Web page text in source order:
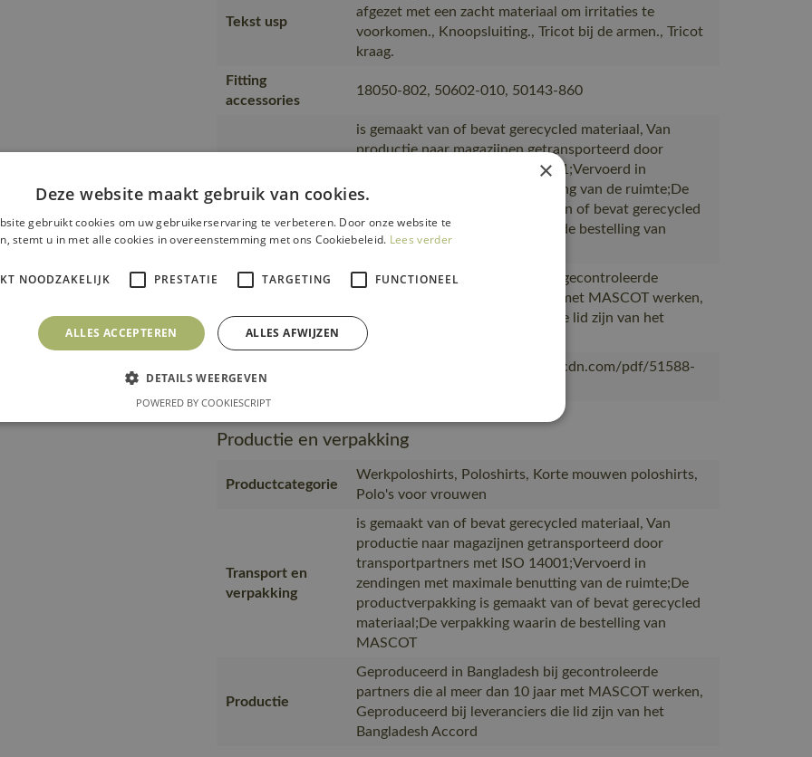
Tekst usp
afgezet met een zacht materiaal om irritaties te
voorkomen., Knoopsluiting., Tricot bij de armen., Tricot
kraag.
Fitting
accessories
18050-802, 50602-010, 50143-860
verpakking
is gemaakt van of bevat gerecycled materiaal, Van
productie naar magazijnen getransporteerd door
transportpartners met ISO 14001;Vervoerd in
zendingen met maximale benutting van de ruimte;De
productverpakking is gemaakt van of bevat gerecycled
materiaal;De verpakking waarin de bestelling van
Geproduceerd in Bangladesh bij gecontroleerde
partners die al meer dan 10 jaar met MASCOT werken,
Geproduceerd bij leveranciers die lid zijn van het
Bangladesh Accord
Url product pdf
https://mascotsitecore-1ccb8.kxcdn.com/pdf/51588-
Productie en verpakking
Productcategorie
Werkpoloshirts, Poloshirts, Korte mouwen poloshirts,
Polo's voor vrouwen
Transport en
verpakking
is gemaakt van of bevat gerecycled materiaal, Van
productie naar magazijnen getransporteerd door
transportpartners met ISO 14001;Vervoerd in
zendingen met maximale benutting van de ruimte;De
productverpakking is gemaakt van of bevat gerecycled
materiaal;De verpakking waarin de bestelling van
MASCOT
Productie
Geproduceerd in Bangladesh bij gecontroleerde
partners die al meer dan 10 jaar met MASCOT werken,
Geproduceerd bij leveranciers die lid zijn van het
Bangladesh Accord
×
Deze website maakt gebruik van cookies.
gebruikt cookies om uw gebruikerservaring te verbeteren. Door onze website te
stemt u in met alle cookies in overeenstemming met ons Cookiebeleid. Lees verder
NOODZAKELIJK PRESTATIE TARGETING FUNCTIONEEL
ALLES ACCEPTEREN ALLES AFWIJZEN
DETAILS WEERGEVEN
POWERED BY COOKIESCRIPT